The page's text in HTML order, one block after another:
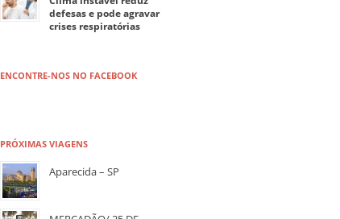
defesas e pode agravar
crises respiratórias
ENCONTRE-NOS NO FACEBOOK
PRÓXIMAS VIAGENS
Aparecida – SP